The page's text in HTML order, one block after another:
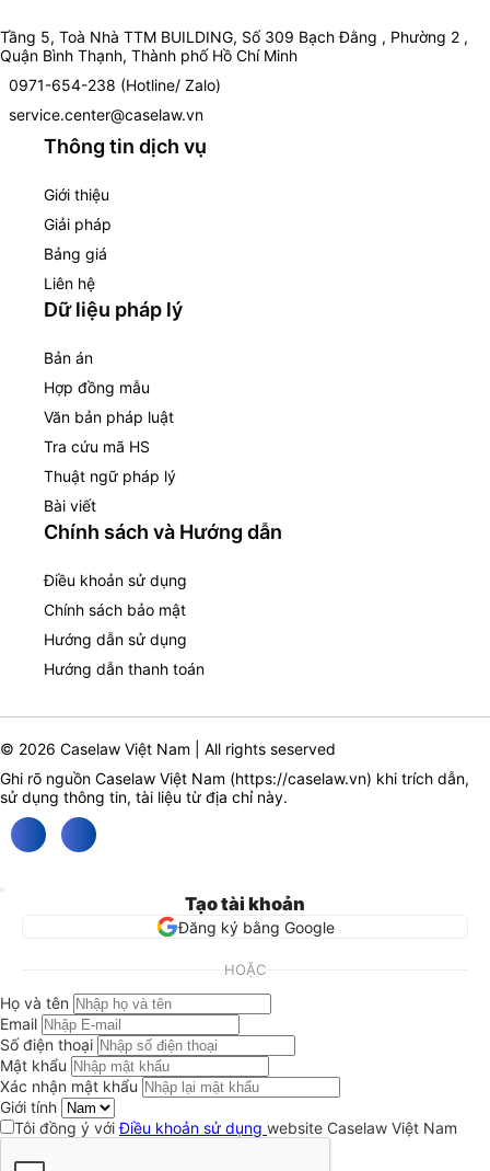
Tầng 5, Toà Nhà TTM BUILDING, Số 309 Bạch Đằng , Phường 2 ,
Quận Bình Thạnh, Thành phố Hồ Chí Minh
0971-654-238 (Hotline/ Zalo)
service.center@caselaw.vn
Thông tin dịch vụ
Giới thiệu
Giải pháp
Bảng giá
Liên hệ
Dữ liệu pháp lý
Bản án
Hợp đồng mẫu
Văn bản pháp luật
Tra cứu mã HS
Thuật ngữ pháp lý
Bài viết
Chính sách và Hướng dẫn
Điều khoản sử dụng
Chính sách bảo mật
Hướng dẫn sử dụng
Hướng dẫn thanh toán
© 2026 Caselaw Việt Nam | All rights seserved
Ghi rõ nguồn Caselaw Việt Nam (https://caselaw.vn) khi trích dẫn,
sử dụng thông tin, tài liệu từ địa chỉ này.
Tạo tài khoản
Đăng ký bằng Google
HOẶC
Họ và tên
Email
Số điện thoại
Mật khẩu
Xác nhận mật khẩu
Giới tính
Tôi đồng ý vớiĐiều khoản sử dụng website Caselaw Việt Nam